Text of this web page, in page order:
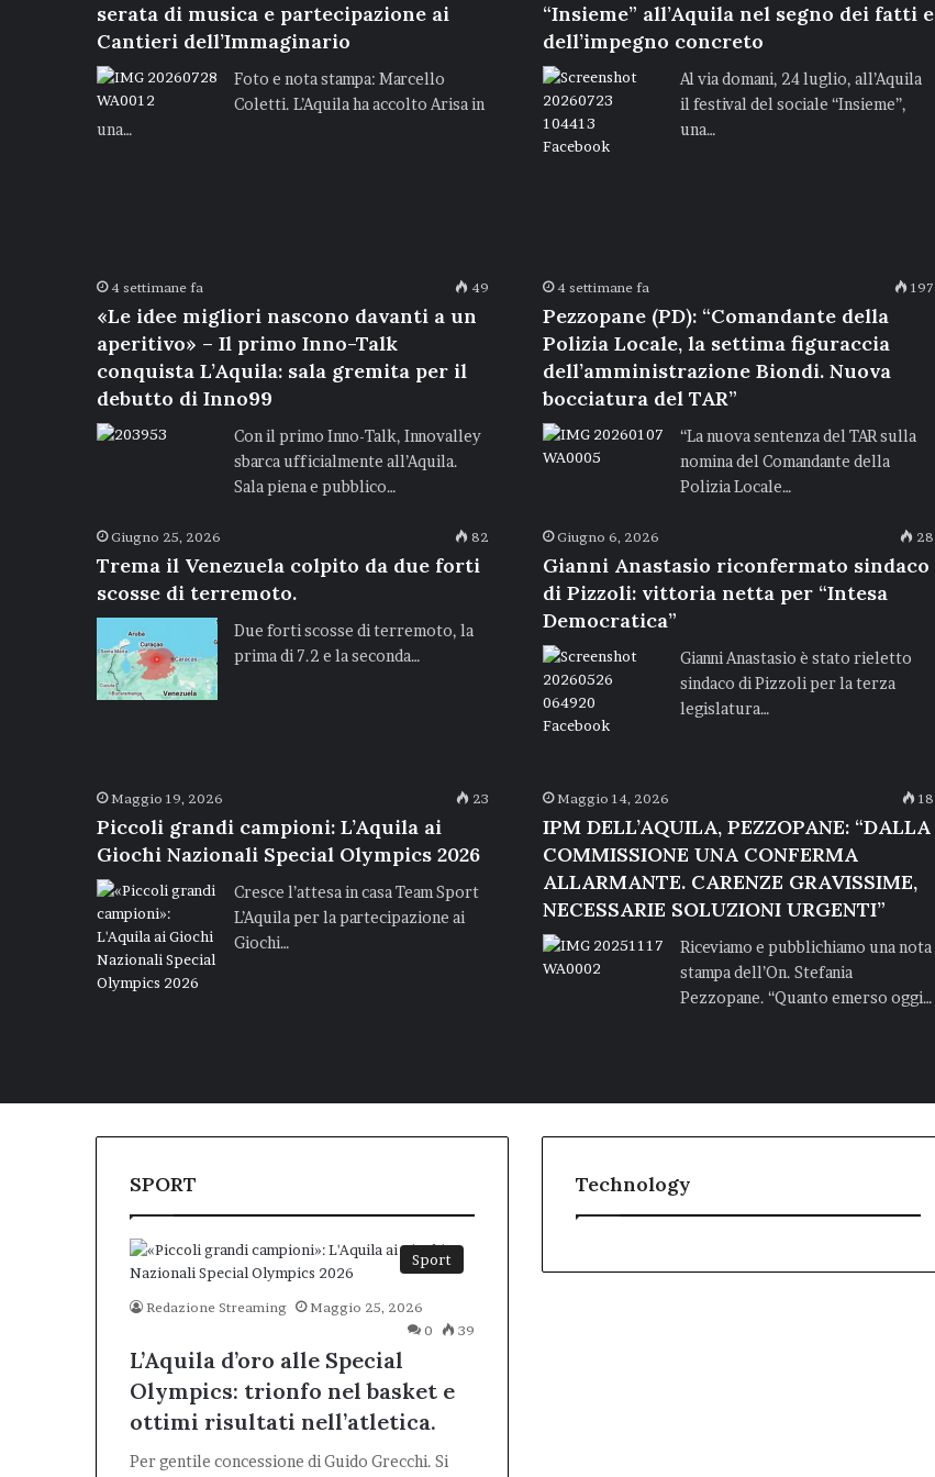
serata di musica e partecipazione ai
Cantieri dell’Immaginario
Foto e nota stampa: Marcello
Coletti. L’Aquila ha accolto Arisa in
una…
“Insieme” all’Aquila nel segno dei fatti e
dell’impegno concreto
Al via domani, 24 luglio, all’Aquila
il festival del sociale “Insieme”,
una…
4 settimane fa 49
«Le idee migliori nascono davanti a un
aperitivo» – Il primo Inno-Talk
conquista L’Aquila: sala gremita per il
debutto di Inno99
Con il primo Inno-Talk, Innovalley
sbarca ufficialmente all’Aquila.
Sala piena e pubblico…
4 settimane fa 197
Pezzopane (PD): “Comandante della
Polizia Locale, la settima figuraccia
dell’amministrazione Biondi. Nuova
bocciatura del TAR”
“La nuova sentenza del TAR sulla
nomina del Comandante della
Polizia Locale…
Giugno 25, 2026 82
Trema il Venezuela colpito da due forti
scosse di terremoto.
Due forti scosse di terremoto, la
prima di 7.2 e la seconda…
Giugno 6, 2026 28
Gianni Anastasio riconfermato sindaco
di Pizzoli: vittoria netta per “Intesa
Democratica”
Gianni Anastasio è stato rieletto
sindaco di Pizzoli per la terza
legislatura…
Maggio 19, 2026 23
Piccoli grandi campioni: L’Aquila ai
Giochi Nazionali Special Olympics 2026
Cresce l’attesa in casa Team Sport
L’Aquila per la partecipazione ai
Giochi…
Maggio 14, 2026 18
IPM DELL’AQUILA, PEZZOPANE: “DALLA
COMMISSIONE UNA CONFERMA
ALLARMANTE. CARENZE GRAVISSIME,
NECESSARIE SOLUZIONI URGENTI”
Riceviamo e pubblichiamo una nota
stampa dell’On. Stefania
Pezzopane. “Quanto emerso oggi…
SPORT
Sport
Redazione Streaming
Maggio 25, 2026
0
39
L’Aquila d’oro alle Special
Olympics: trionfo nel basket e
ottimi risultati nell’atletica.
Per gentile concessione di Guido Grecchi. Si
Technology